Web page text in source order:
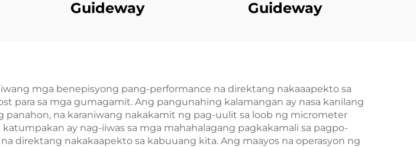
Guideway
Guideway
mga benepisyong pang-performance na direktang nakaaapekto sa
para sa mga gumagamit. Ang pangunahing kalamangan ay nasa kanilang
na karaniwang nakakamit ng pag-uulit sa loob ng micrometer
ay nag-iiwas sa mga mahahalagang pagkakamali sa pagpo-
direktang nakakaapekto sa kabuuang kita. Ang maayos na operasyon ng